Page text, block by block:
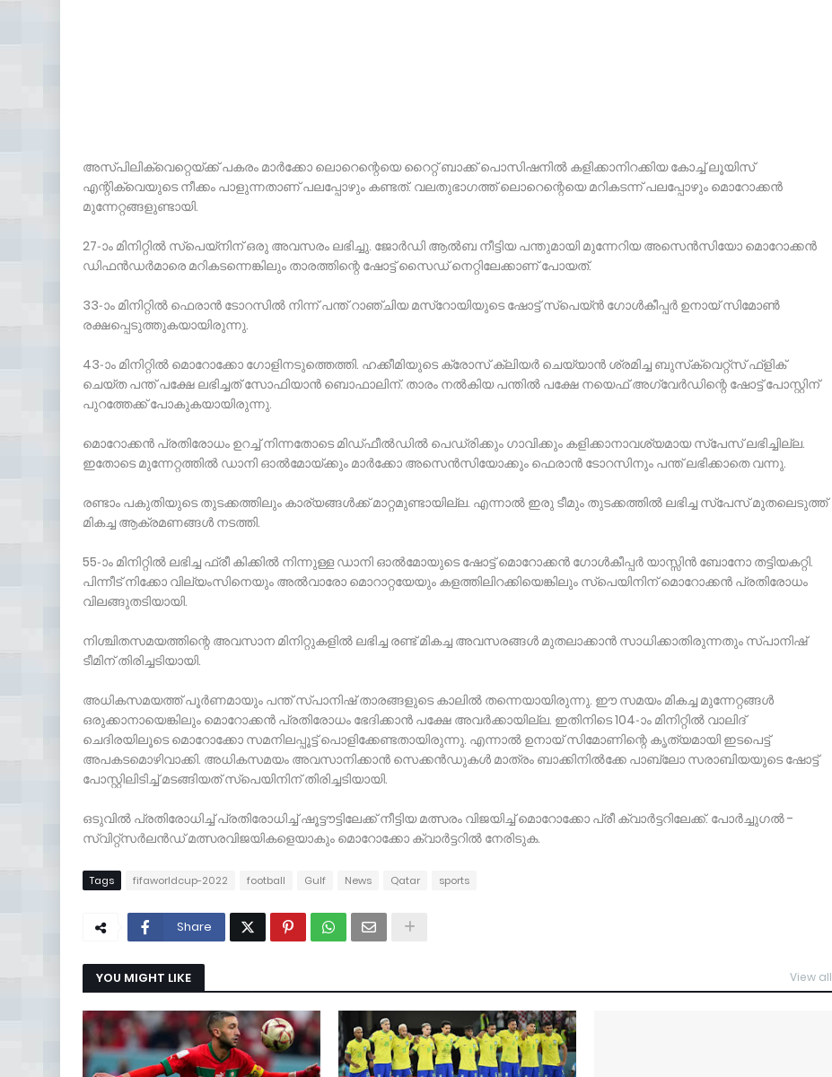
അസ്പിലിക്വെറ്റെയ്ക്ക് പകരം മാര്‍ക്കോ ലൊറെന്റെയെ റൈറ്റ് ബാക്ക് പൊസിഷനില്‍ കളിക്കാനിറക്കിയ കോച്ച് ലൂയിസ്
എന്റിക്വെയുടെ നീക്കം പാളുന്നതാണ് പലപ്പോഴും കണ്ടത്. വലതുഭാഗത്ത് ലൊറെന്റെയെ മറികടന്ന് പലപ്പോഴും മൊറോക്കന്‍
മുന്നേറ്റങ്ങളുണ്ടായി.
27-ാം മിനിറ്റില്‍ സ്‌പെയ്‌നിന് ഒരു അവസരം ലഭിച്ചു. ജോര്‍ഡി ആല്‍ബ നീട്ടിയ പന്തുമായി മുന്നേറിയ അസെന്‍സിയോ മൊറോക്കന്‍
ഡിഫന്‍ഡര്‍മാരെ മറികടന്നെങ്കിലും താരത്തിന്റെ ഷോട്ട് സൈഡ് നെറ്റിലേക്കാണ് പോയത്.
33-ാം മിനിറ്റില്‍ ഫെരാന്‍ ടോറസില്‍ നിന്ന് പന്ത് റാഞ്ചിയ മസ്‌റോയിയുടെ ഷോട്ട് സ്‌പെയ്ന്‍ ഗോള്‍കീപ്പര്‍ ഉനായ് സിമോണ്‍
രക്ഷപ്പെടുത്തുകയായിരുന്നു.
43-ാം മിനിറ്റില്‍ മൊറോക്കോ ഗോളിനടുത്തെത്തി. ഹക്കീമിയുടെ ക്രോസ് ക്ലിയര്‍ ചെയ്യാന്‍ ശ്രമിച്ച ബുസ്‌ക്വെറ്റ്‌സ് ഫ്‌ളിക്
ചെയ്ത പന്ത് പക്ഷേ ലഭിച്ചത് സോഫിയാന്‍ ബൊഫാലിന്. താരം നല്‍കിയ പന്തില്‍ പക്ഷേ നയെഫ് അഗ്വേര്‍ഡിന്റെ ഷോട്ട് പോസ്റ്റിന്
പുറത്തേക്ക് പോകുകയായിരുന്നു.
മൊറോക്കന്‍ പ്രതിരോധം ഉറച്ച് നിന്നതോടെ മിഡ്ഫീല്‍ഡില്‍ പെഡ്രിക്കും ഗാവിക്കും കളിക്കാനാവശ്യമായ സ്‌പേസ് ലഭിച്ചില്ല.
ഇതോടെ മുന്നേറ്റത്തില്‍ ഡാനി ഓല്‍മോയ്ക്കും മാര്‍ക്കോ അസെന്‍സിയോക്കും ഫെരാന്‍ ടോറസിനും പന്ത് ലഭിക്കാതെ വന്നു.
രണ്ടാം പകുതിയുടെ തുടക്കത്തിലും കാര്യങ്ങള്‍ക്ക് മാറ്റമുണ്ടായില്ല. എന്നാല്‍ ഇരു ടീമും തുടക്കത്തില്‍ ലഭിച്ച സ്‌പേസ് മുതലെടുത്ത്
മികച്ച ആക്രമണങ്ങള്‍ നടത്തി.
55-ാം മിനിറ്റില്‍ ലഭിച്ച ഫ്രീ കിക്കില്‍ നിന്നുള്ള ഡാനി ഓല്‍മോയുടെ ഷോട്ട് മൊറോക്കന്‍ ഗോള്‍കീപ്പര്‍ യാസ്സിന്‍ ബോനോ തട്ടിയകറ്റി.
പിന്നീട് നിക്കോ വില്യംസിനെയും അല്‍വാരോ മൊറാറ്റയേയും കളത്തിലിറക്കിയെങ്കിലും സ്‌പെയിനിന് മൊറോക്കന്‍ പ്രതിരോധം
വിലങ്ങുതടിയായി.
നിശ്ചിതസമയത്തിന്റെ അവസാന മിനിറ്റുകളില്‍ ലഭിച്ച രണ്ട് മികച്ച അവസരങ്ങള്‍ മുതലാക്കാന്‍ സാധിക്കാതിരുന്നതും സ്പാനിഷ്
ടീമിന് തിരിച്ചടിയായി.
അധികസമയത്ത് പൂര്‍ണമായും പന്ത് സ്പാനിഷ് താരങ്ങളുടെ കാലില്‍ തന്നെയായിരുന്നു. ഈ സമയം മികച്ച മുന്നേറ്റങ്ങള്‍
ഒരുക്കാനായെങ്കിലും മൊറോക്കന്‍ പ്രതിരോധം ഭേദിക്കാന്‍ പക്ഷേ അവര്‍ക്കായില്ല. ഇതിനിടെ 104-ാം മിനിറ്റില്‍ വാലിദ്
ചെദിരയിലൂടെ മൊറോക്കോ സമനിലപ്പൂട്ട് പൊളിക്കേണ്ടതായിരുന്നു. എന്നാല്‍ ഉനായ് സിമോണിന്റെ കൃത്യമായി ഇടപെട്ട്
അപകടമൊഴിവാക്കി. അധികസമയം അവസാനിക്കാന്‍ സെക്കന്‍ഡുകള്‍ മാത്രം ബാക്കിനില്‍ക്കേ പാബ്ലോ സരാബിയയുടെ ഷോട്ട്
പോസ്റ്റിലിടിച്ച് മടങ്ങിയത് സ്‌പെയിനിന് തിരിച്ചടിയായി.
ഒടുവില്‍ പ്രതിരോധിച്ച് പ്രതിരോധിച്ച് ഷൂട്ടൗട്ടിലേക്ക് നീട്ടിയ മത്സരം വിജയിച്ച് മൊറോക്കോ പ്രീ ക്വാര്‍ട്ടറിലേക്ക്. പോര്‍ച്ചുഗല്‍ -
സ്വിറ്റ്‌സര്‍ലന്‍ഡ് മത്സരവിജയികളെയാകും മൊറോക്കോ ക്വാര്‍ട്ടറില്‍ നേരിടുക.
Tags fifaworldcup-2022 football Gulf News Qatar sports
Share
YOU MIGHT LIKE View all